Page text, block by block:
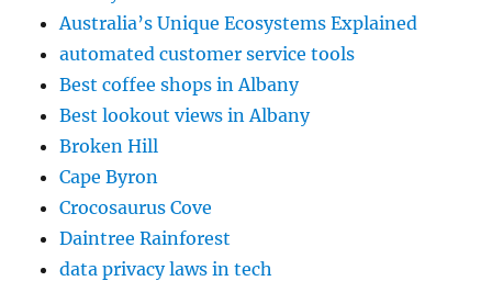
Australia’s Unique Ecosystems Explained
automated customer service tools
Best coffee shops in Albany
Best lookout views in Albany
Broken Hill
Cape Byron
Crocosaurus Cove
Daintree Rainforest
data privacy laws in tech